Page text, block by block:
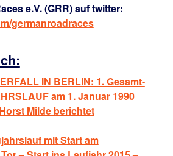
e.V. (GRR) auf twitter:
germanroadraces
IN BERLIN: 1. Gesamt-
am 1. Januar 1990
Milde berichtet
mit Start am